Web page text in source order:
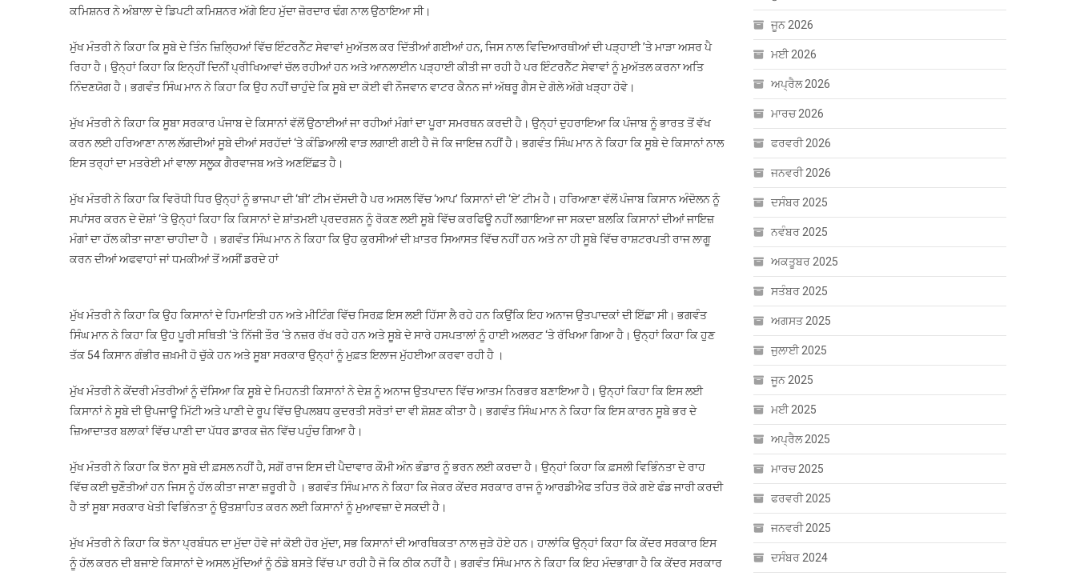
ਕਮਿਸ਼ਨਰ ਨੇ ਅੰਬਾਲਾ ਦੇ ਡਿਪਟੀ ਕਮਿਸ਼ਨਰ ਅੱਗੇ ਇਹ ਮੁੱਦਾ ਜ਼ੋਰਦਾਰ ਢੰਗ ਨਾਲ ਉਠਾਇਆ ਸੀ।
ਮੁੱਖ ਮੰਤਰੀ ਨੇ ਕਿਹਾ ਕਿ ਸੂਬੇ ਦੇ ਤਿੰਨ ਜ਼ਿਲ੍ਹਿਆਂ ਵਿੱਚ ਇੰਟਰਨੈੱਟ ਸੇਵਾਵਾਂ ਮੁਅੱਤਲ ਕਰ ਦਿੱਤੀਆਂ ਗਈਆਂ ਹਨ, ਜਿਸ ਨਾਲ ਵਿਦਿਆਰਥੀਆਂ ਦੀ ਪੜ੍ਹਾਈ ’ਤੇ ਮਾੜਾ ਅਸਰ ਪੈ
ਰਿਹਾ ਹੈ। ਉਨ੍ਹਾਂ ਕਿਹਾ ਕਿ ਇਨ੍ਹੀਂ ਦਿਨੀਂ ਪ੍ਰੀਖਿਆਵਾਂ ਚੱਲ ਰਹੀਆਂ ਹਨ ਅਤੇ ਆਨਲਾਈਨ ਪੜ੍ਹਾਈ ਕੀਤੀ ਜਾ ਰਹੀ ਹੈ ਪਰ ਇੰਟਰਨੈੱਟ ਸੇਵਾਵਾਂ ਨੂੰ ਮੁਅੱਤਲ ਕਰਨਾ ਅਤਿ
ਨਿੰਦਣਯੋਗ ਹੈ। ਭਗਵੰਤ ਸਿੰਘ ਮਾਨ ਨੇ ਕਿਹਾ ਕਿ ਉਹ ਨਹੀਂ ਚਾਹੁੰਦੇ ਕਿ ਸੂਬੇ ਦਾ ਕੋਈ ਵੀ ਨੌਜਵਾਨ ਵਾਟਰ ਕੈਨਨ ਜਾਂ ਅੱਥਰੂ ਗੈਸ ਦੇ ਗੋਲੇ ਅੱਗੇ ਖੜ੍ਹਾ ਹੋਵੇ।
ਮੁੱਖ ਮੰਤਰੀ ਨੇ ਕਿਹਾ ਕਿ ਸੂਬਾ ਸਰਕਾਰ ਪੰਜਾਬ ਦੇ ਕਿਸਾਨਾਂ ਵੱਲੋਂ ਉਠਾਈਆਂ ਜਾ ਰਹੀਆਂ ਮੰਗਾਂ ਦਾ ਪੂਰਾ ਸਮਰਥਨ ਕਰਦੀ ਹੈ। ਉਨ੍ਹਾਂ ਦੁਹਰਾਇਆ ਕਿ ਪੰਜਾਬ ਨੂੰ ਭਾਰਤ ਤੋਂ ਵੱਖ
ਕਰਨ ਲਈ ਹਰਿਆਣਾ ਨਾਲ ਲੱਗਦੀਆਂ ਸੂਬੇ ਦੀਆਂ ਸਰਹੱਦਾਂ ‘ਤੇ ਕੰਡਿਆਲੀ ਵਾੜ ਲਗਾਈ ਗਈ ਹੈ ਜੋ ਕਿ ਜਾਇਜ਼ ਨਹੀਂ ਹੈ। ਭਗਵੰਤ ਸਿੰਘ ਮਾਨ ਨੇ ਕਿਹਾ ਕਿ ਸੂਬੇ ਦੇ ਕਿਸਾਨਾਂ ਨਾਲ
ਇਸ ਤਰ੍ਹਾਂ ਦਾ ਮਤਰੇਈ ਮਾਂ ਵਾਲਾ ਸਲੂਕ ਗੈਰਵਾਜਬ ਅਤੇ ਅਣਇੱਛਤ ਹੈ।
ਮੁੱਖ ਮੰਤਰੀ ਨੇ ਕਿਹਾ ਕਿ ਵਿਰੋਧੀ ਧਿਰ ਉਨ੍ਹਾਂ ਨੂੰ ਭਾਜਪਾ ਦੀ ‘ਬੀ’ ਟੀਮ ਦੱਸਦੀ ਹੈ ਪਰ ਅਸਲ ਵਿੱਚ ‘ਆਪ’ ਕਿਸਾਨਾਂ ਦੀ ‘ਏ’ ਟੀਮ ਹੈ। ਹਰਿਆਣਾ ਵੱਲੋਂ ਪੰਜਾਬ ਕਿਸਾਨ ਅੰਦੋਲਨ ਨੂੰ
ਸਪਾਂਸਰ ਕਰਨ ਦੇ ਦੋਸ਼ਾਂ ‘ਤੇ ਉਨ੍ਹਾਂ ਕਿਹਾ ਕਿ ਕਿਸਾਨਾਂ ਦੇ ਸ਼ਾਂਤਮਈ ਪ੍ਰਦਰਸ਼ਨ ਨੂੰ ਰੋਕਣ ਲਈ ਸੂਬੇ ਵਿੱਚ ਕਰਫਿਊ ਨਹੀਂ ਲਗਾਇਆ ਜਾ ਸਕਦਾ ਬਲਕਿ ਕਿਸਾਨਾਂ ਦੀਆਂ ਜਾਇਜ਼
ਮੰਗਾਂ ਦਾ ਹੱਲ ਕੀਤਾ ਜਾਣਾ ਚਾਹੀਦਾ ਹੈ । ਭਗਵੰਤ ਸਿੰਘ ਮਾਨ ਨੇ ਕਿਹਾ ਕਿ ਉਹ ਕੁਰਸੀਆਂ ਦੀ ਖ਼ਾਤਰ ਸਿਆਸਤ ਵਿੱਚ ਨਹੀਂ ਹਨ ਅਤੇ ਨਾ ਹੀ ਸੂਬੇ ਵਿੱਚ ਰਾਸ਼ਟਰਪਤੀ ਰਾਜ ਲਾਗੂ
ਕਰਨ ਦੀਆਂ ਅਫਵਾਹਾਂ ਜਾਂ ਧਮਕੀਆਂ ਤੋਂ ਅਸੀਂ ਡਰਦੇ ਹਾਂ
ਮੁੱਖ ਮੰਤਰੀ ਨੇ ਕਿਹਾ ਕਿ ਉਹ ਕਿਸਾਨਾਂ ਦੇ ਹਿਮਾਇਤੀ ਹਨ ਅਤੇ ਮੀਟਿੰਗ ਵਿੱਚ ਸਿਰਫ਼ ਇਸ ਲਈ ਹਿੱਸਾ ਲੈ ਰਹੇ ਹਨ ਕਿਉਂਕਿ ਇਹ ਅਨਾਜ ਉਤਪਾਦਕਾਂ ਦੀ ਇੱਛਾ ਸੀ। ਭਗਵੰਤ
ਸਿੰਘ ਮਾਨ ਨੇ ਕਿਹਾ ਕਿ ਉਹ ਪੂਰੀ ਸਥਿਤੀ ‘ਤੇ ਨਿੱਜੀ ਤੌਰ ‘ਤੇ ਨਜ਼ਰ ਰੱਖ ਰਹੇ ਹਨ ਅਤੇ ਸੂਬੇ ਦੇ ਸਾਰੇ ਹਸਪਤਾਲਾਂ ਨੂੰ ਹਾਈ ਅਲਰਟ ‘ਤੇ ਰੱਖਿਆ ਗਿਆ ਹੈ। ਉਨ੍ਹਾਂ ਕਿਹਾ ਕਿ ਹੁਣ
ਤੱਕ 54 ਕਿਸਾਨ ਗੰਭੀਰ ਜ਼ਖ਼ਮੀ ਹੋ ਚੁੱਕੇ ਹਨ ਅਤੇ ਸੂਬਾ ਸਰਕਾਰ ਉਨ੍ਹਾਂ ਨੂੰ ਮੁਫ਼ਤ ਇਲਾਜ ਮੁੱਹਈਆ ਕਰਵਾ ਰਹੀ ਹੈ ।
ਮੁੱਖ ਮੰਤਰੀ ਨੇ ਕੇਂਦਰੀ ਮੰਤਰੀਆਂ ਨੂੰ ਦੱਸਿਆ ਕਿ ਸੂਬੇ ਦੇ ਮਿਹਨਤੀ ਕਿਸਾਨਾਂ ਨੇ ਦੇਸ਼ ਨੂੰ ਅਨਾਜ ਉਤਪਾਦਨ ਵਿੱਚ ਆਤਮ ਨਿਰਭਰ ਬਣਾਇਆ ਹੈ। ਉਨ੍ਹਾਂ ਕਿਹਾ ਕਿ ਇਸ ਲਈ
ਕਿਸਾਨਾਂ ਨੇ ਸੂਬੇ ਦੀ ਉਪਜਾਊ ਮਿੱਟੀ ਅਤੇ ਪਾਣੀ ਦੇ ਰੂਪ ਵਿੱਚ ਉਪਲਬਧ ਕੁਦਰਤੀ ਸਰੋਤਾਂ ਦਾ ਵੀ ਸ਼ੋਸ਼ਣ ਕੀਤਾ ਹੈ। ਭਗਵੰਤ ਸਿੰਘ ਮਾਨ ਨੇ ਕਿਹਾ ਕਿ ਇਸ ਕਾਰਨ ਸੂਬੇ ਭਰ ਦੇ
ਜ਼ਿਆਦਾਤਰ ਬਲਾਕਾਂ ਵਿੱਚ ਪਾਣੀ ਦਾ ਪੱਧਰ ਡਾਰਕ ਜ਼ੋਨ ਵਿੱਚ ਪਹੁੰਚ ਗਿਆ ਹੈ।
ਮੁੱਖ ਮੰਤਰੀ ਨੇ ਕਿਹਾ ਕਿ ਝੋਨਾ ਸੂਬੇ ਦੀ ਫ਼ਸਲ ਨਹੀਂ ਹੈ, ਸਗੋਂ ਰਾਜ ਇਸ ਦੀ ਪੈਦਾਵਾਰ ਕੌਮੀ ਅੰਨ ਭੰਡਾਰ ਨੂੰ ਭਰਨ ਲਈ ਕਰਦਾ ਹੈ। ਉਨ੍ਹਾਂ ਕਿਹਾ ਕਿ ਫ਼ਸਲੀ ਵਿਭਿੰਨਤਾ ਦੇ ਰਾਹ
ਵਿੱਚ ਕਈ ਚੁਣੌਤੀਆਂ ਹਨ ਜਿਸ ਨੂੰ ਹੱਲ ਕੀਤਾ ਜਾਣਾ ਜ਼ਰੂਰੀ ਹੈ । ਭਗਵੰਤ ਸਿੰਘ ਮਾਨ ਨੇ ਕਿਹਾ ਕਿ ਜੇਕਰ ਕੇਂਦਰ ਸਰਕਾਰ ਰਾਜ ਨੂੰ ਆਰਡੀਐਫ ਤਹਿਤ ਰੋਕੇ ਗਏ ਫੰਡ ਜਾਰੀ ਕਰਦੀ
ਹੈ ਤਾਂ ਸੂਬਾ ਸਰਕਾਰ ਖੇਤੀ ਵਿਭਿੰਨਤਾ ਨੂੰ ਉਤਸ਼ਾਹਿਤ ਕਰਨ ਲਈ ਕਿਸਾਨਾਂ ਨੂੰ ਮੁਆਵਜ਼ਾ ਦੇ ਸਕਦੀ ਹੈ।
ਮੁੱਖ ਮੰਤਰੀ ਨੇ ਕਿਹਾ ਕਿ ਝੋਨਾ ਪ੍ਰਬੰਧਨ ਦਾ ਮੁੱਦਾ ਹੋਵੇ ਜਾਂ ਕੋਈ ਹੋਰ ਮੁੱਦਾ, ਸਭ ਕਿਸਾਨਾਂ ਦੀ ਆਰਥਿਕਤਾ ਨਾਲ ਜੁੜੇ ਹੋਏ ਹਨ। ਹਾਲਾਂਕਿ ਉਨ੍ਹਾਂ ਕਿਹਾ ਕਿ ਕੇਂਦਰ ਸਰਕਾਰ ਇਸ
ਨੂੰ ਹੱਲ ਕਰਨ ਦੀ ਬਜਾਏ ਕਿਸਾਨਾਂ ਦੇ ਅਸਲ ਮੁੱਦਿਆਂ ਨੂੰ ਠੰਡੇ ਬਸਤੇ ਵਿੱਚ ਪਾ ਰਹੀ ਹੈ ਜੋ ਕਿ ਠੀਕ ਨਹੀਂ ਹੈ। ਭਗਵੰਤ ਸਿੰਘ ਮਾਨ ਨੇ ਕਿਹਾ ਕਿ ਇਹ ਮੰਦਭਾਗਾ ਹੈ ਕਿ ਕੇਂਦਰ ਸਰਕਾਰ
ਜੂਨ 2026
ਮਈ 2026
ਅਪ੍ਰੈਲ 2026
ਮਾਰਚ 2026
ਫਰਵਰੀ 2026
ਜਨਵਰੀ 2026
ਦਸੰਬਰ 2025
ਨਵੰਬਰ 2025
ਅਕਤੂਬਰ 2025
ਸਤੰਬਰ 2025
ਅਗਸਤ 2025
ਜੁਲਾਈ 2025
ਜੂਨ 2025
ਮਈ 2025
ਅਪ੍ਰੈਲ 2025
ਮਾਰਚ 2025
ਫਰਵਰੀ 2025
ਜਨਵਰੀ 2025
ਦਸੰਬਰ 2024